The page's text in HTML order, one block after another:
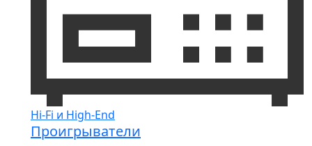
Hi-Fi и High-End
Проигрыватели